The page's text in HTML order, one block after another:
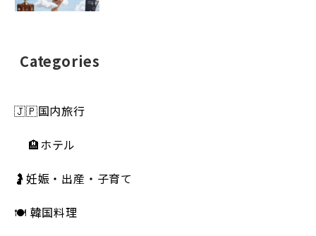
Categories
🇯🇵国内旅行
🏨ホテル
🤰妊娠・出産・子育て
🍽 韓国料理